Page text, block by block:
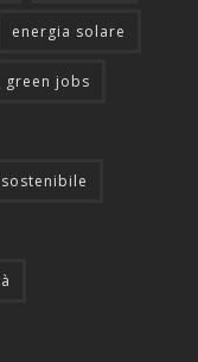
energia solare
green jobs